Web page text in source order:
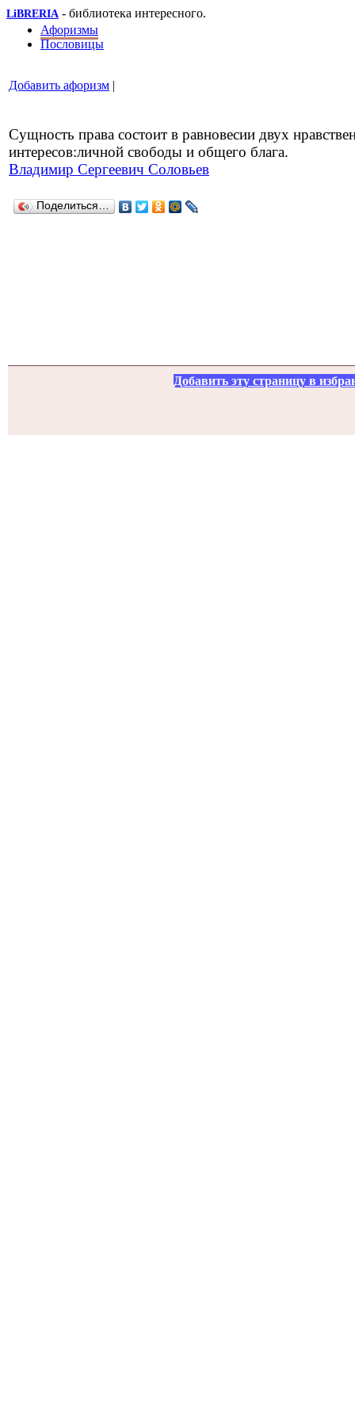
LiBRERIA - библиотека интересного.
Афоризмы
Пословицы
Добавить афоризм |
Сущность права состоит в равновесии двух
интересов:личной свободы и общего блага.
Владимир Сергеевич Соловьев
Поделиться…
Добавить эту страницу в